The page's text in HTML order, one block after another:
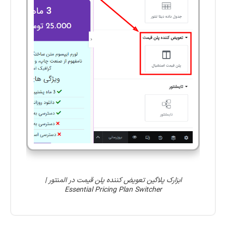
ابزارک پلاگین تعویض کننده پلن قیمت در المنتور |
Essential Pricing Plan Switcher